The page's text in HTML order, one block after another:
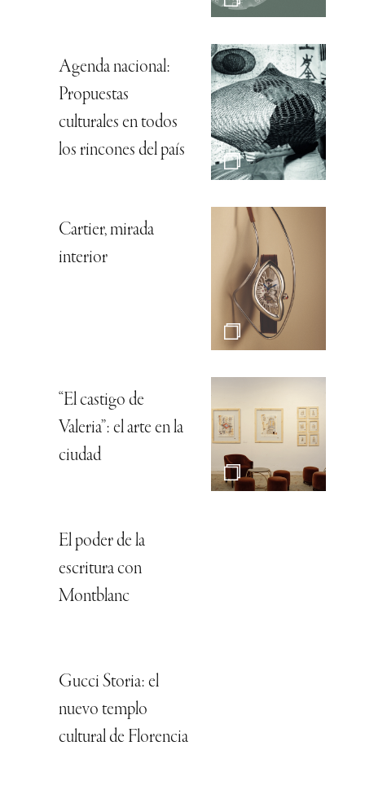
Agenda nacional:
Propuestas
culturales en todos
los rincones del país
Cartier, mirada
interior
“El castigo de
Valeria”: el arte en la
ciudad
El poder de la
escritura con
Montblanc
Gucci Storia: el
nuevo templo
cultural de Florencia